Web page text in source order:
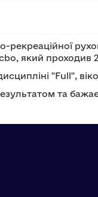
який проходив
"Full",
та